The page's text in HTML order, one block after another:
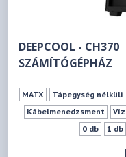
DEEPCOOL - CH370
SZÁMÍTÓGÉPHÁZ
MATX Tápegység nélküli
Kábelmenedzsment
0 db
1 db